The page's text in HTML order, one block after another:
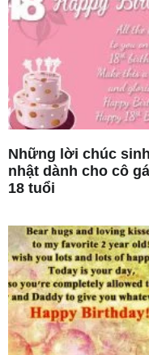
Những lời chúc sinh
nhật dành cho cô
18 tuổi